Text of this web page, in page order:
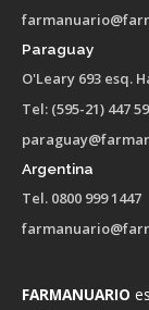
FARMANUARIO
Paraguay
O'Leary 693 esq.
Tel: (595-21) 447
Argentina
Tel. 0800 999 1447